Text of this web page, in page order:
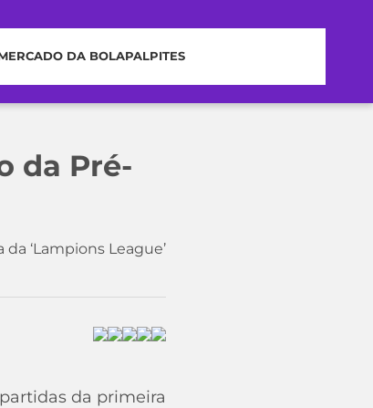
DA BOLAPALPITES
da Pré-
‘Lampions League’
da primeira